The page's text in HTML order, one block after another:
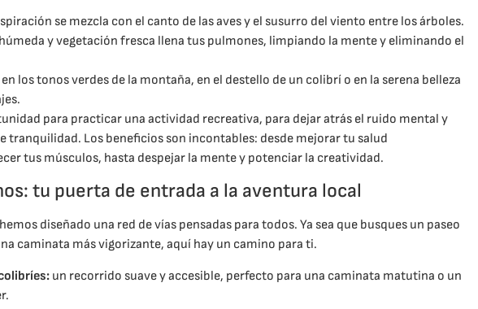
se mezcla con el canto de las aves y el susurro del viento entre los árboles.
y vegetación fresca llena tus pulmones, limpiando la mente y eliminando el
los tonos verdes de la montaña, en el destello de un colibrí o en la serena belleza
para practicar una actividad recreativa, para dejar atrás el ruido mental y
tranquilidad. Los beneficios son incontables: desde mejorar tu salud
tus músculos, hasta despejar la mente y potenciar la creatividad.
tu puerta de entrada a la aventura local
diseñado una red de vías pensadas para todos. Ya sea que busques un paseo
caminata más vigorizante, aquí hay un camino para ti.
un recorrido suave y accesible, perfecto para una caminata matutina o un